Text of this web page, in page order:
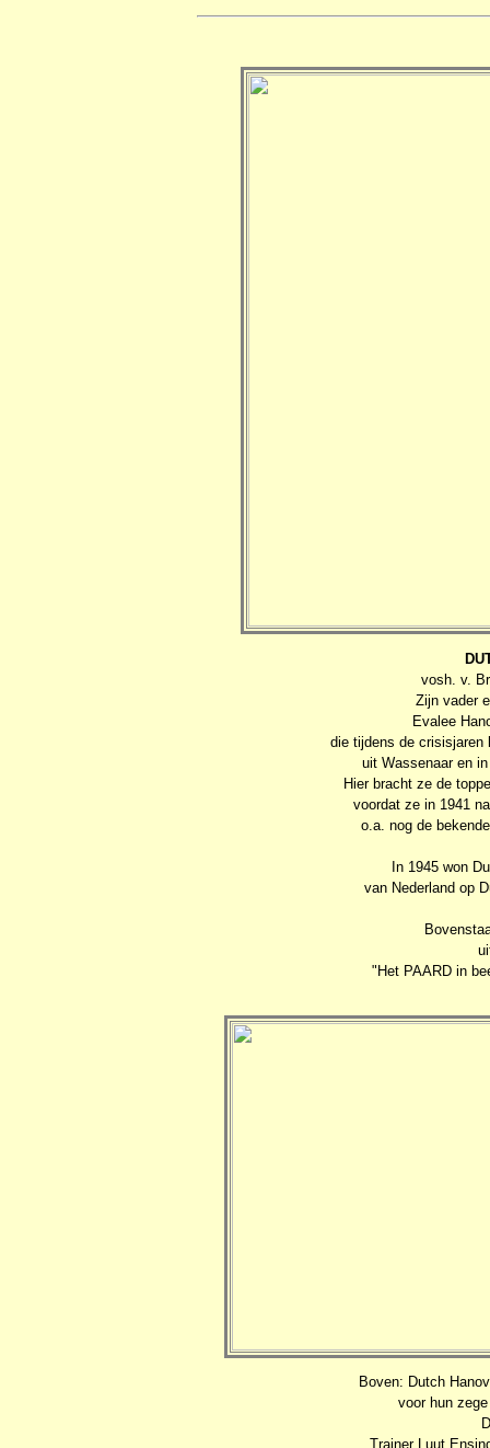
vosh. v.
Zijn vader
Evalee
die tijdens de crisisjaren
uit Wassenaar en
Hier bracht ze de
voordat ze in 1941
o.a. nog de
In 1945 won
van Nederland op
"Het PAARD in
Boven: Dutch
voor hun
Trainer Luut